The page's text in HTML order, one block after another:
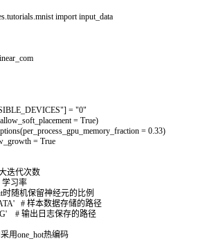
tutorials mnist import input_data
] = "0"
allow_soft_placement = True)
(per_process_gpu_memory_fraction = 0.33)
= True
迭代次数
学习率
时随机保留神经元的比例
# 样本数据存储的路径
# 输出日志保存的路径
用one_hot热编码